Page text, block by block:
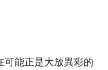
可能正是大放異彩的